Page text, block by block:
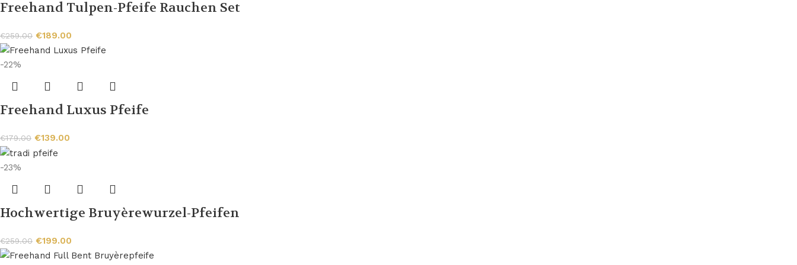
Freehand Tulpen-Pfeife Rauchen Set
€259.00 €189.00
-22%
Freehand Luxus Pfeife
€179.00 €139.00
-23%
Hochwertige Bruyèrewurzel-Pfeifen
€259.00 €199.00